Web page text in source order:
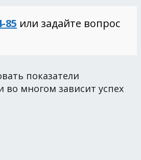
85 или задайте вопрос
показатели
во многом зависит успех